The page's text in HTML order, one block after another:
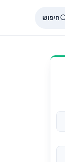
חיפוש